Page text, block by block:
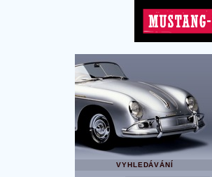
VYHLEDÁVÁNÍ